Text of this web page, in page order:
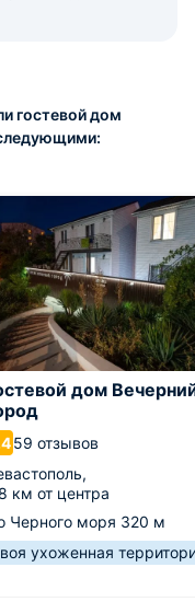
гостевой дом
дом
59 отзывов
км от центра
Черного моря 320 м
ухоженная